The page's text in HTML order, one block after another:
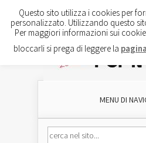
MENU DI
Questo sito utilizza i cookies per
personalizzato. Utilizzando questo
Per maggiori informazioni sui
bloccarli si prega di leggere la